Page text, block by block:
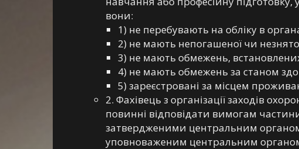
вони:
1) не перебувають на обліку в
2) не мають непогашеної чи
3) не мають обмежень,
4) не мають обмежень за станом
5) зареєстровані за місцем
2. Фахівець з організації заходів
повинні відповідати вимогам
затвердженими центральним органом
уповноваженим центральним органом